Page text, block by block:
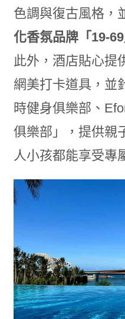
色調與復古風格，
化香氛品牌「 19-69
此外，酒店貼心提
網美打卡道具，並
時健身俱樂部、
俱樂部」，提供親
人小孩都能享受專